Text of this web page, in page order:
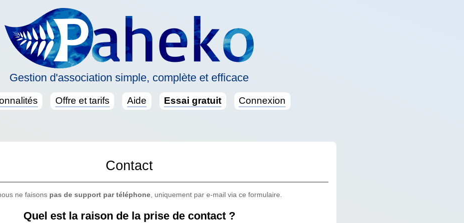
Gestion d'association simple, complète et efficace
Offre et tarifs Aide Essai gratuit Connexion
Contact
ne faisons pas de support par téléphone, uniquement par e-mail via ce formulaire.
Quel est la raison de la prise de contact ?